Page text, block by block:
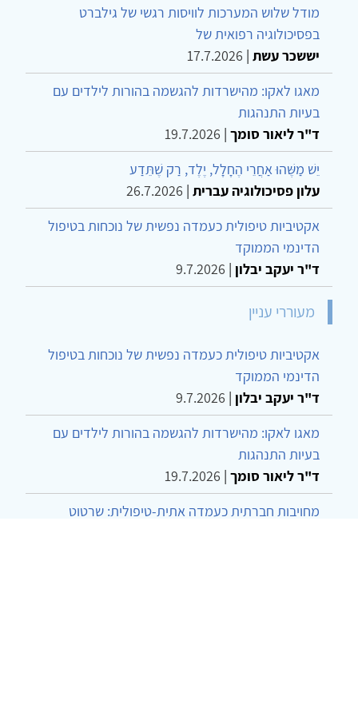
מודל שלוש המערכות לוויסות רגשי של גילברט
בפסיכולוגיה רפואית של
יששכר עשת |
17.7.2026
מאגו לאקו: מהישרדות להגשמה בהורות לילדים עם
בעיות התנהגות
ד"ר ליאור סומך |
19.7.2026
יֵשׁ מַשֶּׁהוּ אַחֲרֵי הֶחָלָל, יֶלֶד, רַק שֶׁתֵּדַע
עלון פסיכולוגיה עברית |
26.7.2026
אקטיביות טיפולית כעמדה נפשית של נוכחות בטיפול
הדינמי הממוקד
ד"ר יעקב יבלון |
9.7.2026
מעוררי עניין
אקטיביות טיפולית כעמדה נפשית של נוכחות בטיפול
הדינמי הממוקד
ד"ר יעקב יבלון |
9.7.2026
מאגו לאקו: מהישרדות להגשמה בהורות לילדים עם
בעיות התנהגות
ד"ר ליאור סומך |
19.7.2026
מחויבות חברתית כעמדה אתית-טיפולית: שרטוט